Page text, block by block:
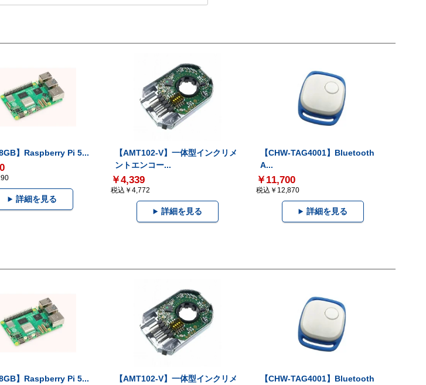
8GB】Raspberry Pi 5...
詳細を見る
【AMT102-V】一体型インクリメ
ントエンコー...
￥4,339
税込￥4,772
詳細を見る
【CHW-TAG4001】Bluetooth
A...
￥11,700
税込￥12,870
詳細を見る
8GB】Raspberry Pi 5...
【AMT102-V】一体型インクリメ
【CHW-TAG4001】Bluetooth